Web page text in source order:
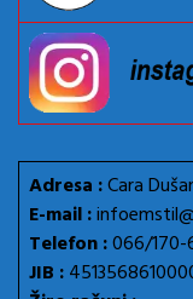
Adresa :Cara
E-mail :
Telefon :066/170-
JIB :